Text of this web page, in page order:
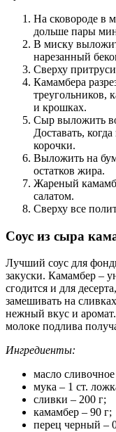
На сковороде в
дольше пары
В миску
нарезанный
Сверху
Камамбера
треугольников,
и крошках.
Сыр выложить
Доставать,
корочки.
Выложить на
остатков жира.
Жареный
салатом.
Сверху все
Соус из сыра
Лучший соус для
закуски. Камамбер –
сгодится и для
замешивать на
нежный вкус и
молоке подлива
Ингредиенты:
масло
мука – 1 ст.
сливки – 200 г;
камамбер – 90 г;
перец черный –